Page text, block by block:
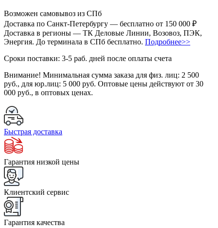
Возможен самовывоз из СПб
Доставка по Санкт-Петербургу — бесплатно от 150 000 ₽
Доставка в регионы — ТК Деловые Линии, Возовоз, ПЭК,
Энергия. До терминала в СПб бесплатно. Подробнее>>
Сроки поставки: 3-5 раб. дней после оплаты счета
Внимание! Минимальная сумма заказа для физ. лиц: 2 500
руб., для юр.лиц: 5 000 руб. Оптовые цены действуют от 30
000 руб., в оптовых ценах.
Быстрая доставка
Гарантия низкой цены
Клиентский сервис
Гарантия качества